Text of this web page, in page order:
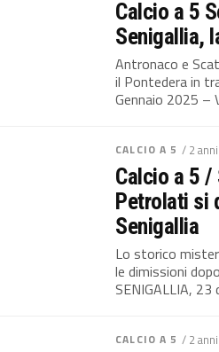
Calcio a 5
Senigallia,
Antronaco e
il Pontedera in
Gennaio 2025 –
CALCIO A 5 / 2
Calcio a 5 /
Petrolati si
Senigallia
Lo storico mister
le dimissioni
SENIGALLIA, 23
CALCIO A 5 / 2